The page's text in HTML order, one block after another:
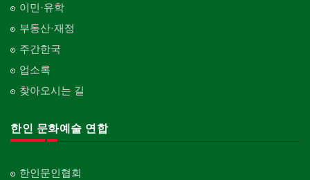
이민·유학
부동산·재정
주간한국
업소록
찾아오시는 길
한인 문화예술 연합
한인문인협회